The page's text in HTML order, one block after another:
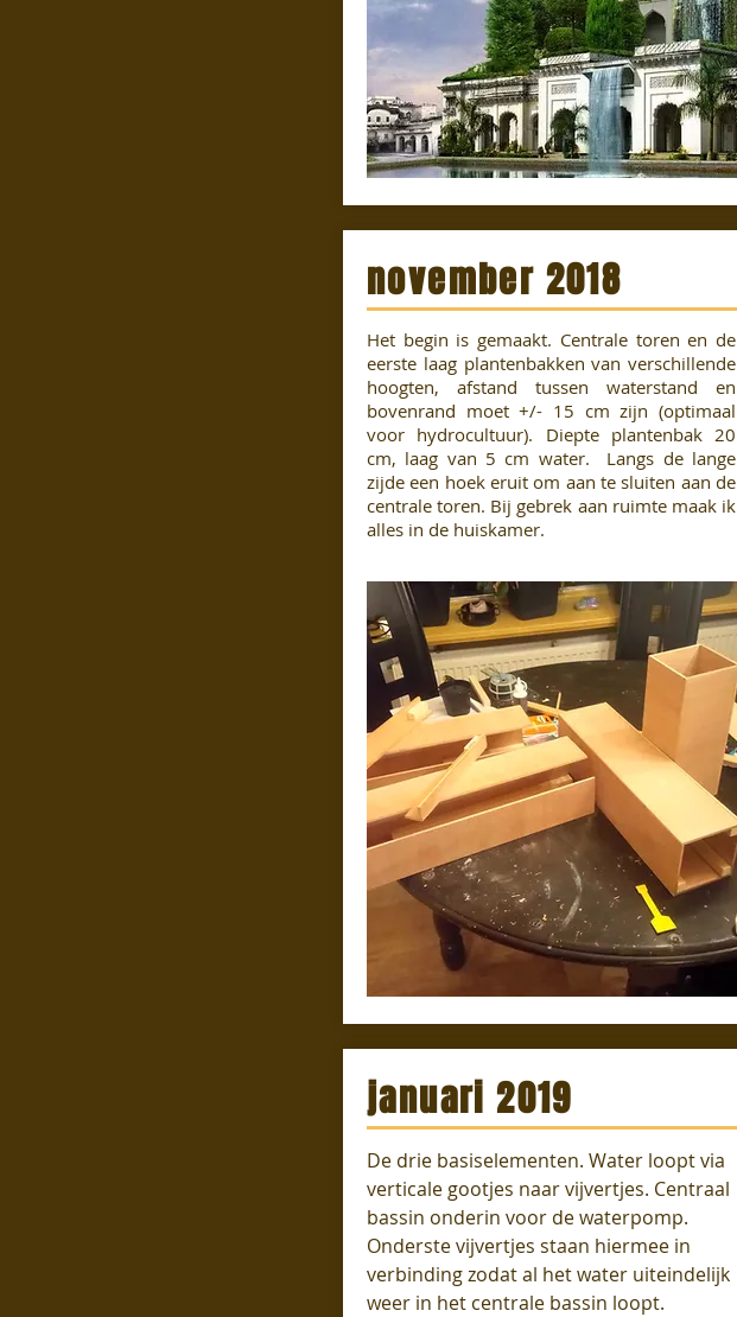
november 2018
Het begin is gemaakt. Centrale toren en de
eerste laag plantenbakken van verschillende
hoogten, afstand tussen waterstand en
bovenrand moet +/- 15 cm zijn (optimaal
voor hydrocultuur). Diepte plantenbak 20
cm, laag van 5 cm water. Langs de lange
zijde een hoek eruit om aan te sluiten aan de
centrale toren. Bij gebrek aan ruimte maak ik
alles in de huiskamer.
januari 2019
De drie basiselementen. Water loopt via
verticale gootjes naar vijvertjes. Centraal
bassin onderin voor de waterpomp.
Onderste vijvertjes staan hiermee in
verbinding zodat al het water uiteindelijk
weer in het centrale bassin loopt.